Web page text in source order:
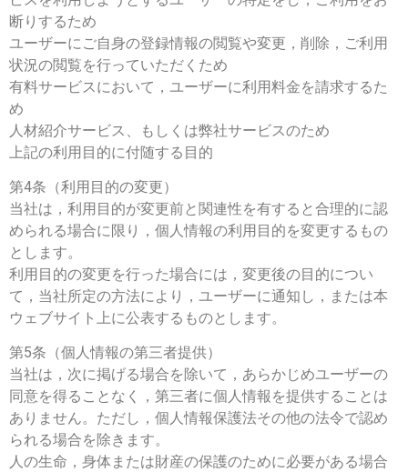
断りするため
ユーザーにご自身の登録情報の閲覧や変更，削除，ご利用
状況の閲覧を行っていただくため
有料サービスにおいて，ユーザーに利用料金を請求するた
め
人材紹介サービス、もしくは弊社サービスのため
上記の利用目的に付随する目的
第4条（利用目的の変更）
当社は，利用目的が変更前と関連性を有すると合理的に認
められる場合に限り，個人情報の利用目的を変更するもの
とします。
利用目的の変更を行った場合には，変更後の目的につい
て，当社所定の方法により，ユーザーに通知し，または本
ウェブサイト上に公表するものとします。
第5条（個人情報の第三者提供）
当社は，次に掲げる場合を除いて，あらかじめユーザーの
同意を得ることなく，第三者に個人情報を提供することは
ありません。ただし，個人情報保護法その他の法令で認め
られる場合を除きます。
人の生命，身体または財産の保護のために必要がある場合